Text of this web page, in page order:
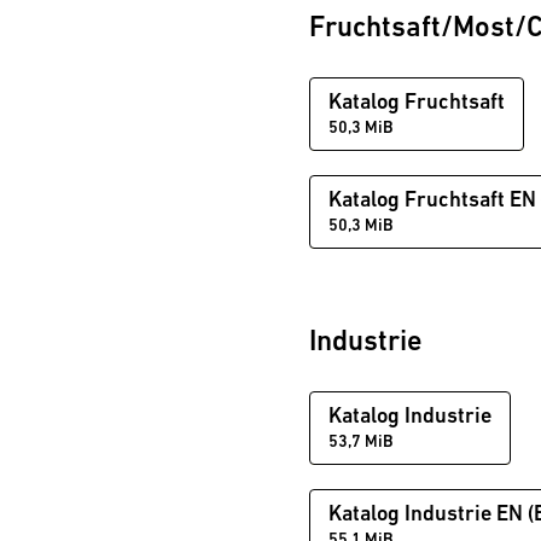
Fruchtsaft/Most/
Katalog Fruchtsaft
50,3 MiB
Katalog Fruchtsaft
50,3 MiB
Industrie
Katalog Industrie
53,7 MiB
Katalog Industrie EN